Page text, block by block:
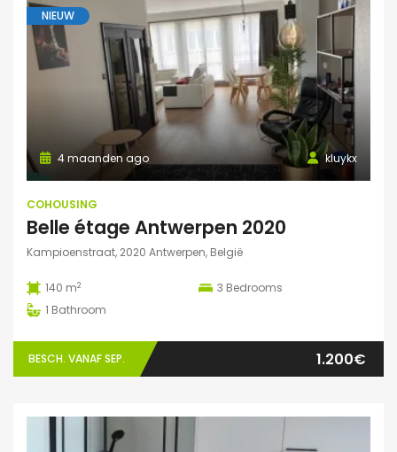
NIEUW
kluykx
4 maanden ago
COHOUSING
Belle étage Antwerpen 2020
Kampioenstraat, 2020 Antwerpen, België
140 m2 3 Bedrooms
1 Bathroom
BESCH. VANAF SEP. 1.200€